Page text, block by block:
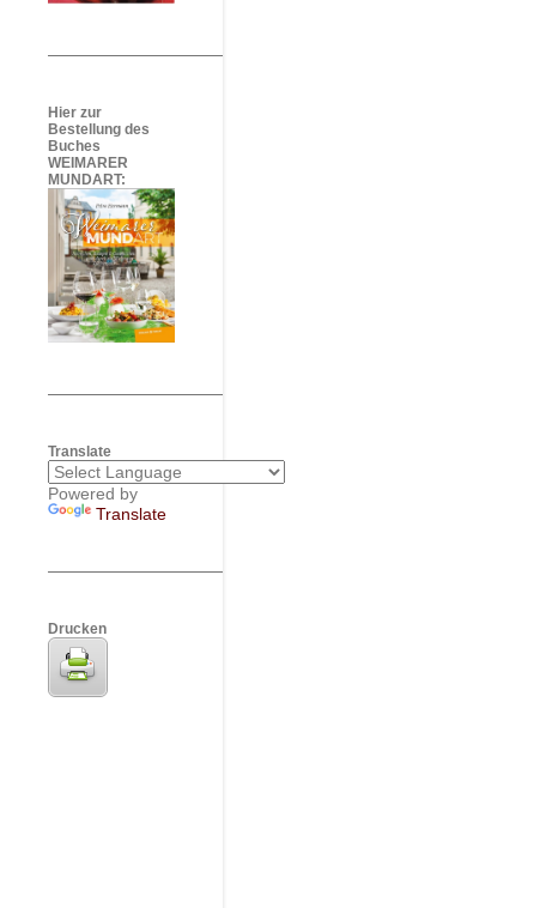
Hier zur
Bestellung des
Buches
WEIMARER
MUNDART:
Translate
Powered by
Translate
Drucken